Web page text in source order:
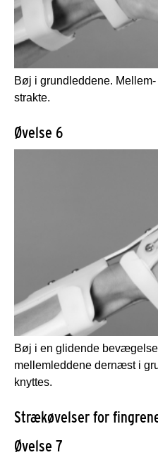
Bøj i grundleddene.
strakte.
Øvelse 6
Bøj i en glidende
mellemleddene dernæst i
knyttes.
Strækøvelser for
Øvelse 7